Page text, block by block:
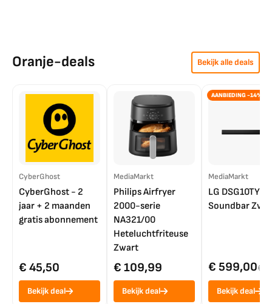
Oranje-deals Bekijk alle deals
CyberGhost
CyberGhost - 2
jaar + 2 maanden
gratis abonnement
€ 45,50
Bekijk deal
MediaMarkt
Philips Airfryer
2000-serie
NA321/00
Heteluchtfriteuse
Zwart
€ 109,99
Bekijk deal
AANBIEDING -14%
MediaMarkt
LG DSG10TY
Soundbar
€ 599,00€
Bekijk deal